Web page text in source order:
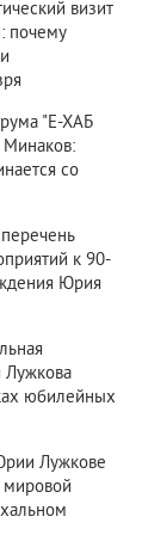
визит
почему
"Е-ХАБ
Минаков:
со
к 90-
Юрия
юбилейных
Лужкове
мировой